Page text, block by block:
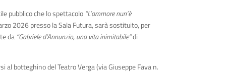
pubblico che lo spettacolo “L’ammore nun’è
2026 presso la Sala Futura, sarà sostituito, per
da “Gabriele d’Annunzio, una vita inimitabile”di
botteghino del Teatro Verga (via Giuseppe Fava n.